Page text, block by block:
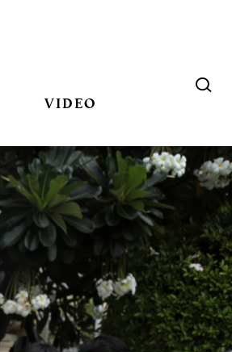
VIDEO